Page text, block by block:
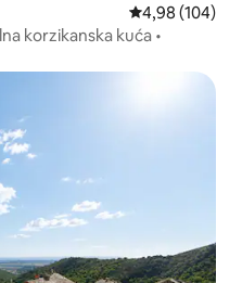
Prosječna
4,98 (104)
korzikanska kuća •
„Odabrali gosti”